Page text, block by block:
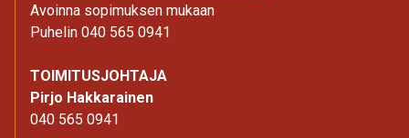
Avoinna sopimuksen mukaan
Puhelin 040 565 0941
TOIMITUSJOHTAJA
Pirjo Hakkarainen
040 565 0941